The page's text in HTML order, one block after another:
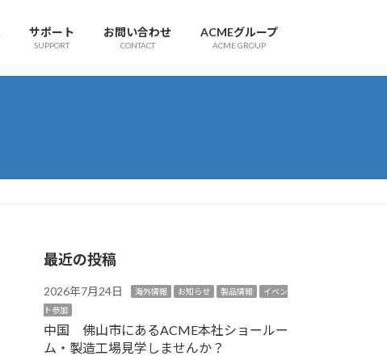
サポート
SUPPORT
お問い合わせ
CONTACT
ACMEグループ
ACME GROUP
最近の投稿
2026年7月24日 海外情報 お知らせ 製品情報
イベン
ト参加
中国 佛山市にあるACME本社ショールー
ム・製造工場見学しませんか？